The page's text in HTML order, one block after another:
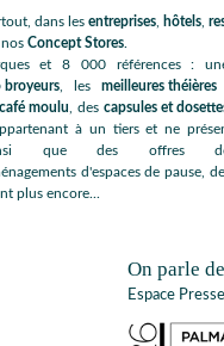
dans les entreprises hôtels
Concept Stores.
et 8 000 références :
broyeurs , les meilleures théières
moulu , descapsules et
à un tiers et ne
que des offres
d'espaces de pause,
plus encore...
On parle
Espace Presse